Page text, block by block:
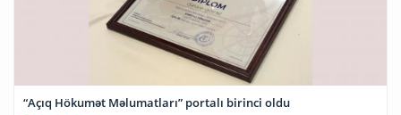
“Açıq Hökumət Məlumatları” portalı birinci oldu